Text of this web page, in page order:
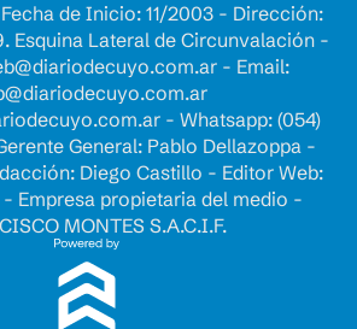
de Inicio: 11/2003 - Dirección:
Esquina Lateral de Circunvalación -
- Email:
- Whatsapp: (054)
General: Pablo Dellazoppa -
Diego Castillo - Editor Web:
Empresa propietaria del medio -
MONTES S.A.C.I.F.